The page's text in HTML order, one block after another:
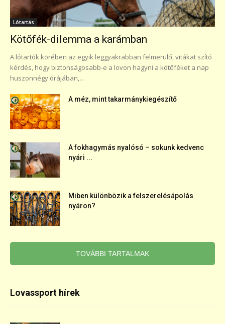
Lótartás
Kötőfék-dilemma a karámban
A lótartók körében az egyik leggyakrabban felmerülő, vitákat szító
kérdés, hogy biztonságosabb-e a lovon hagyni a kötőféket a nap
huszonnégy órájában,...
A méz, mint takarmánykiegészítő
A fokhagymás nyalósó – sokunk kedvenc
nyári ...
Miben különbözik a felszerelésápolás
nyáron?
TOVÁBBI TARTALMAK
Lovassport hírek